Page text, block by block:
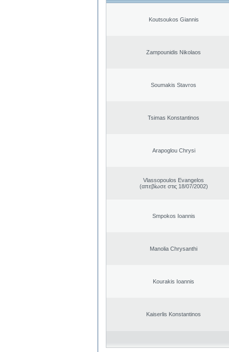
Koutsoukos Giannis
Zampounidis Nikolaos
Soumakis Stavros
Tsimas Konstantinos
Arapoglou Chrysi
Vlassopoulos Evangelos
(απεβίωσε στις 18/07/2002)
Smpokos Ioannis
Manolia Chrysanthi
Kourakis Ioannis
Kaiserlis Konstantinos